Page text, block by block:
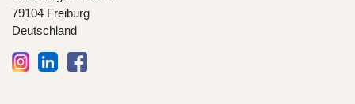
79104 Freiburg
Deutschland